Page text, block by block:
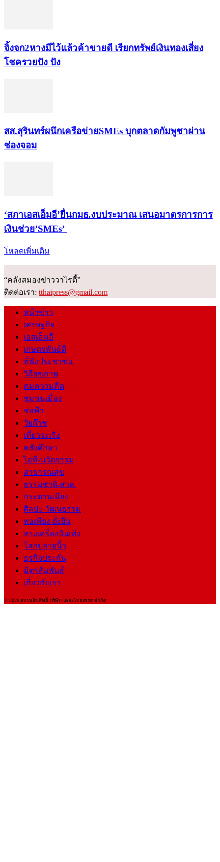
จิ้งจก​2​หาง​มีไว้แล้ว​ค้าขาย​ดี​ เรียก​ทรัพย์เงินทอง​เสี่ยง
โชค​รวยปัง​ ปัง​
สส.สุรินทร์ผนึกเครือข่ายSMEs บุกตลาดกัมพูชาผ่าน
ช่องจอม
‘สภาเอสเอ็มอี’ยื่นกมธ.งบประมาณ เสนอมาตรการการ
เงินช่วย’SMEs’
โหลดเพิ่มเติม
“คลังสมองข่าววาไรตี้”
ติดต่อเรา: tthaipress@gmail.com
หน้าข่าว
เศรษฐกิจ
เอสเอ็มอี
เกษตรพันธุ์ดี
ที่พึ่งประชาชน
วิถีสุขภาพ
คมความคิด
ชุมชนเมือง
ช่อฟ้า
วัยต๊าช
เที่ยวระเริง
คลังศึกษา
ไอที-นวัตกรรม
สาธารณสุข
ธรรมชาติ-สวล.
กระดานเมือง
ศิลปะ-วัฒนธรรม
พอเพียง-ยั่งยืน
ทรงเครื่องบันเทิง
โลกปลายนิ้ว
ธุรกิจประกัน
มิตรสัมพันธ์
เกี่ยวกับเรา
© 2026 สงวนลิขสิทธิ์ บริษัท เดอะไทยเพรส จำกัด